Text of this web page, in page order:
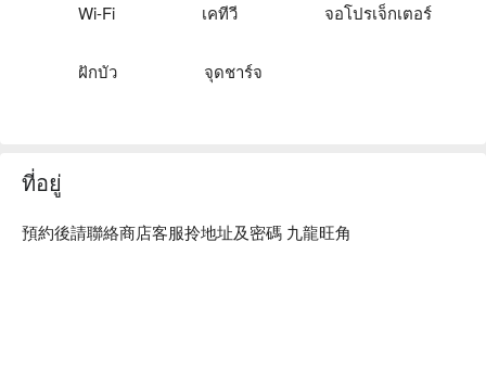
Wi-Fi เคทีวี จอโปรเจ็กเตอร์
ฝักบัว จุดชาร์จ
ที่อยู่
預約後請聯絡商店客服拎地址及密碼 九龍旺角